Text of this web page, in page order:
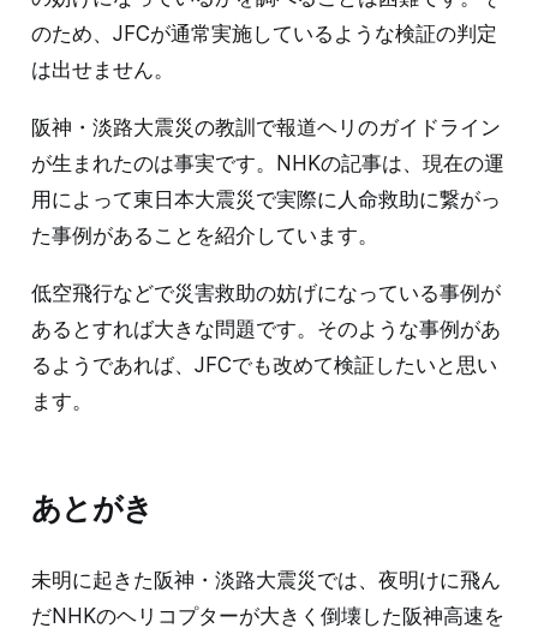
のため、JFCが通常実施しているような検証の判定
は出せません。
阪神・淡路大震災の教訓で報道ヘリのガイドライン
が生まれたのは事実です。NHKの記事は、現在の運
用によって東日本大震災で実際に人命救助に繋がっ
た事例があることを紹介しています。
低空飛行などで災害救助の妨げになっている事例が
あるとすれば大きな問題です。そのような事例があ
るようであれば、JFCでも改めて検証したいと思い
ます。
あとがき
未明に起きた阪神・淡路大震災では、夜明けに飛ん
だNHKのヘリコプターが大きく倒壊した阪神高速を